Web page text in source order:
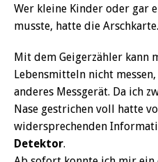
Wer kleine Kinder oder gar
musste, hatte die Arschkarte.
Mit dem Geigerzähler kann
Lebensmitteln nicht
anderes Messgerät. Da ich
Nase gestrichen voll hatte
widersprechenden
Detektor.